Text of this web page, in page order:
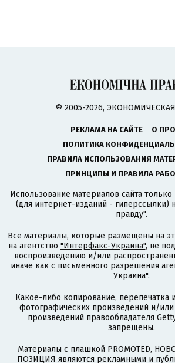
© 2005-2026,
РЕКЛАМА НА САЙТЕ
О
ПОЛИТИКА
ПРАВИЛА ИСПОЛЬЗОВАНИЯ
ПРИНЦИПЫ И ПРАВИЛА
Использование материалов сайта
(для интернет-изданий - гиперссылки)
правду".
Все материалы, которые размещены на
на агентство "Интерфакс-Украина", не
воспроизведению и/или
иначе как с письменного разрешения
Украина".
Какое-либо копирование, перепечатка
фотографических произведений и/или
произведений правообладателя
запрещены.
Материалы с плашкой PROMOTED,
ПОЗИЦИЯ являются рекламными и